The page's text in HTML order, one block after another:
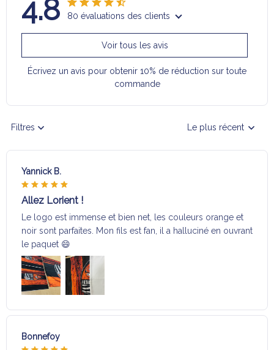
4.8 80 évaluations des clients
Voir tous les avis
Écrivez un avis pour obtenir 10% de réduction sur toute
commande
Filtres Le plus récent
Yannick B.
Allez Lorient !
Le logo est immense et bien net, les couleurs orange et
noir sont parfaites. Mon fils est fan, il a halluciné en ouvrant
le paquet 😄
Bonnefoy